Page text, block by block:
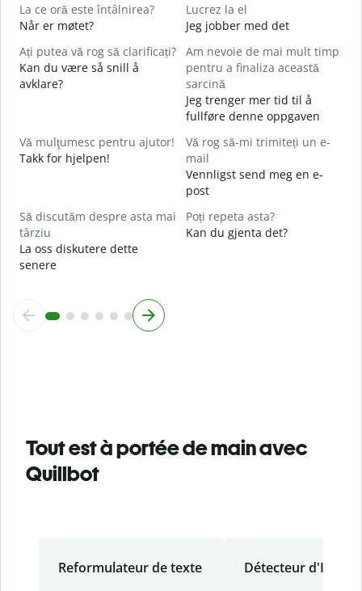
La ce oră este întâlnirea?
Når er møtet?
Lucrez la el
Jeg jobber med det
Ați putea vă rog să clarificați?
Kan du være så snill å
avklare?
Am nevoie de mai mult timp
pentru a finaliza această
sarcină
Jeg trenger mer tid til å
fullføre denne oppgaven
Vă mulţumesc pentru ajutor!
Takk for hjelpen!
Vă rog să-mi trimiteți un e-
mail
Vennligst send meg en e-
post
Să discutăm despre asta mai
târziu
La oss diskutere dette
senere
Poți repeta asta?
Kan du gjenta det?
Tout est à portée de main avec
Quillbot
Reformulateur de texte Détecteur d'IA